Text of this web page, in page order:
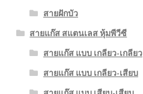
สายฝักบัว
สายแก๊ส สแตนเลส หุ้มพีวีซี
สายแก๊ส แบบ เกลียว-เกลียว
สายแก๊ส แบบ เกลียว-เสียบ